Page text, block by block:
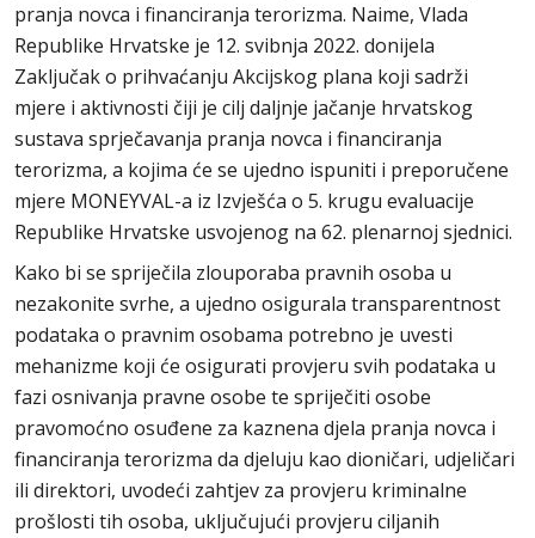
pranja novca i financiranja terorizma. Naime, Vlada
Republike Hrvatske je 12. svibnja 2022. donijela
Zaključak o prihvaćanju Akcijskog plana koji sadrži
mjere i aktivnosti čiji je cilj daljnje jačanje hrvatskog
sustava sprječavanja pranja novca i financiranja
terorizma, a kojima će se ujedno ispuniti i preporučene
mjere MONEYVAL-a iz Izvješća o 5. krugu evaluacije
Republike Hrvatske usvojenog na 62. plenarnoj sjednici.
Kako bi se spriječila zlouporaba pravnih osoba u
nezakonite svrhe, a ujedno osigurala transparentnost
podataka o pravnim osobama potrebno je uvesti
mehanizme koji će osigurati provjeru svih podataka u
fazi osnivanja pravne osobe te spriječiti osobe
pravomoćno osuđene za kaznena djela pranja novca i
financiranja terorizma da djeluju kao dioničari, udjeličari
ili direktori, uvodeći zahtjev za provjeru kriminalne
prošlosti tih osoba, uključujući provjeru ciljanih